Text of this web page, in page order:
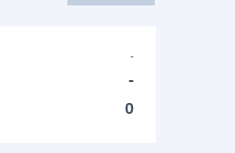
-
-
0